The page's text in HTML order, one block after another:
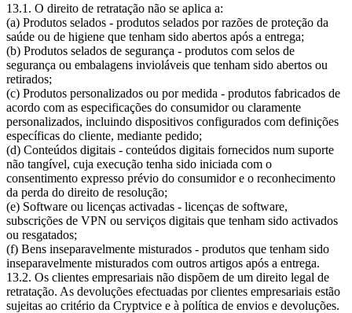
13.1. O direito de retratação não se aplica a:
(a) Produtos selados - produtos selados por razões de proteção da
saúde ou de higiene que tenham sido abertos após a entrega;
(b) Produtos selados de segurança - produtos com selos de
segurança ou embalagens invioláveis que tenham sido abertos ou
retirados;
(c) Produtos personalizados ou por medida - produtos fabricados de
acordo com as especificações do consumidor ou claramente
personalizados, incluindo dispositivos configurados com definições
específicas do cliente, mediante pedido;
(d) Conteúdos digitais - conteúdos digitais fornecidos num suporte
não tangível, cuja execução tenha sido iniciada com o
consentimento expresso prévio do consumidor e o reconhecimento
da perda do direito de resolução;
(e) Software ou licenças activadas - licenças de software,
subscrições de VPN ou serviços digitais que tenham sido activados
ou resgatados;
(f) Bens inseparavelmente misturados - produtos que tenham sido
inseparavelmente misturados com outros artigos após a entrega.
13.2. Os clientes empresariais não dispõem de um direito legal de
retratação. As devoluções efectuadas por clientes empresariais estão
sujeitas ao critério da Cryptvice e à política de envios e devoluções.